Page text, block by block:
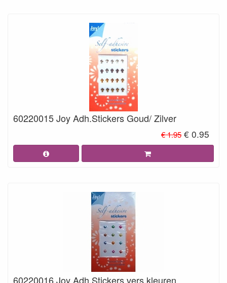
60220015 Joy Adh.Stickers Goud/ Zilver
€ 1.95 € 0.95
60220016 Joy Adh.Stickers vers.kleuren